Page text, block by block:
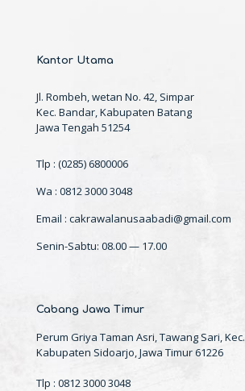
Kantor Utama
Jl. Rombeh, wetan No. 42, Simpar
Kec. Bandar, Kabupaten Batang
Jawa Tengah 51254
Tlp : (0285) 6800006
Wa : 0812 3000 3048
Email : cakrawalanusaabadi@gmail.com
Senin-Sabtu: 08.00 — 17.00
Cabang Jawa Timur
Perum Griya Taman Asri, Tawang Sari,
Kabupaten Sidoarjo, Jawa Timur 61226
Tlp : 0812 3000 3048